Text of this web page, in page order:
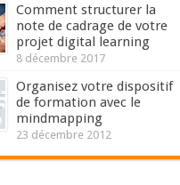
Comment structurer la
note de cadrage de votre
projet digital learning
8 décembre 2017
Organisez votre dispositif
de formation avec le
mindmapping
23 décembre 2012